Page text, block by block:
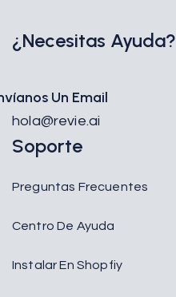
¿Necesitas Ayuda?
Un Email
hola@revie.ai
Soporte
Preguntas Frecuentes
Centro De Ayuda
Instalar En Shopfiy